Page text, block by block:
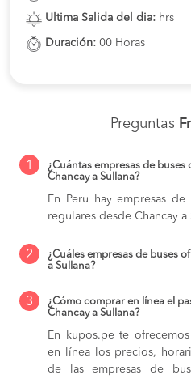
Ultima Salida del dia: hrs
Duración: 00 Horas
Preguntas
1
¿Cuántas empresas de
Chancay a Sullana?
En Peru hay empresas
regulares desde Chancay a
2
¿Cuáles empresas de buses
a Sullana?
3
¿Cómo comprar en línea el
Chancay a Sullana?
En kupos.pe te
en línea los precios,
de las empresas de